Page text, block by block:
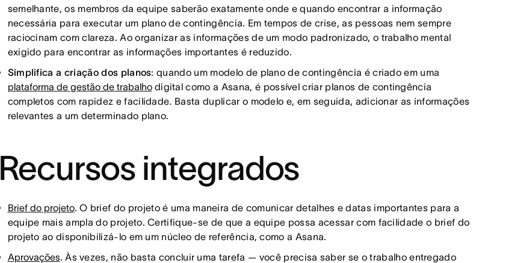
semelhante, os membros da equipe saberão exatamente onde e quando encontrar a informação
necessária para executar um plano de contingência. Em tempos de crise, as pessoas nem sempre
raciocinam com clareza. Ao organizar as informações de um modo padronizado, o trabalho mental
exigido para encontrar as informações importantes é reduzido.
Simplifica a criação dos planos: quando um modelo de plano de contingência é criado em uma
plataforma de gestão de trabalhodigital como a Asana, é possível criar planos de contingência
completos com rapidez e facilidade. Basta duplicar o modelo e, em seguida, adicionar as informações
relevantes a um determinado plano.
Recursos integrados
Brief do projeto. O brief do projeto é uma maneira de comunicar detalhes e datas importantes para a
equipe mais ampla do projeto. Certifique-se de que a equipe possa acessar com facilidade o brief do
projeto ao disponibilizá-lo em um núcleo de referência, como a Asana.
Aprovações. Às vezes, não basta concluir uma tarefa — você precisa saber se o trabalho entregado